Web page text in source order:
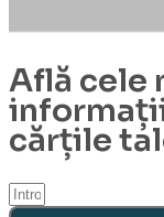
Află cele
cărțile